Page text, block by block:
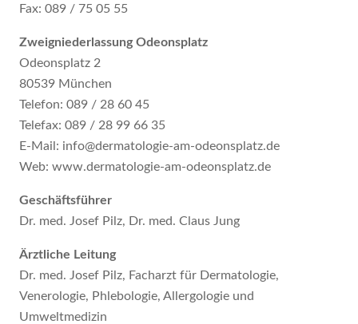
Fax: 089 / 75 05 55
Zweigniederlassung Odeonsplatz
Odeonsplatz 2
80539 München
Telefon: 089 / 28 60 45
Telefax: 089 / 28 99 66 35
E-Mail: info@dermatologie-am-odeonsplatz.de
Web: www.dermatologie-am-odeonsplatz.de
Geschäftsführer
Dr. med. Josef Pilz, Dr. med. Claus Jung
Ärztliche Leitung
Dr. med. Josef Pilz, Facharzt für Dermatologie,
Venerologie, Phlebologie, Allergologie und
Umweltmedizin